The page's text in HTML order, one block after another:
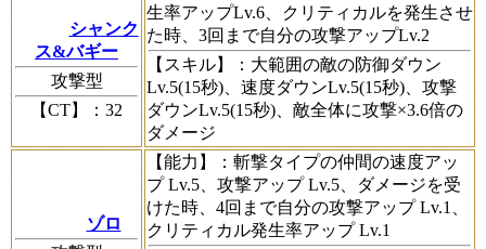
シャンク
ス&バギー
攻撃型
【CT】
：32
生率アップLv.6、クリティカルを発生させ
た時、3回まで自分の攻撃アップLv.2
【スキル】
：大範囲の敵の防御ダウン
Lv.5(15秒)、速度ダウンLv.5(15秒)、攻撃
ダウンLv.5(15秒)、敵全体に攻撃×3.6倍の
ダメージ
ゾロ
【能力】
：斬撃タイプの仲間の速度アッ
プ Lv.5、攻撃アップ Lv.5、ダメージを受
けた時、4回まで自分の攻撃アップ Lv.1、
クリティカル発生率アップ Lv.1